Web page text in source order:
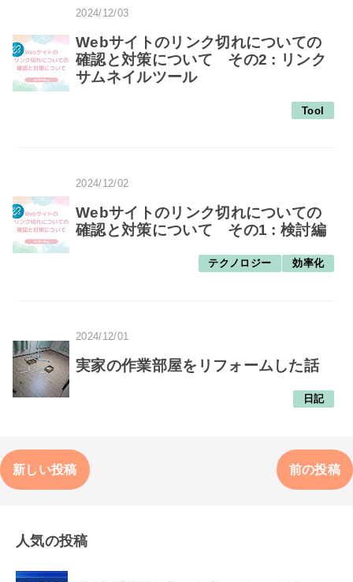
2024/12/03
Webサイトのリンク切れについての
確認と対策について その2 : リンク
サムネイルツール
Tool
2024/12/02
Webサイトのリンク切れについての
確認と対策について その1 : 検討編
テクノロジー 効率化
2024/12/01
実家の作業部屋をリフォームした話
日記
新しい投稿 前の投稿
人気の投稿